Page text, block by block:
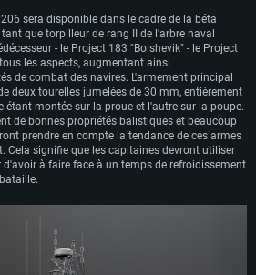
sera disponible dans le cadre de la béta
que torpilleur de rang II de l'arbre naval
- le Project 183 "Bolshevik" - le Project
les aspects, augmentant ainsi
de combat des navires. L'armement principal
deux tourelles jumelées de 30 mm, entièrement
étant montée sur la proue et l'autre sur la poupe.
de bonnes propriétés balistiques et beaucoup
prendre en compte la tendance de ces armes
Cela signifie que les capitaines devront utiliser
à faire face à un temps de refroidissement